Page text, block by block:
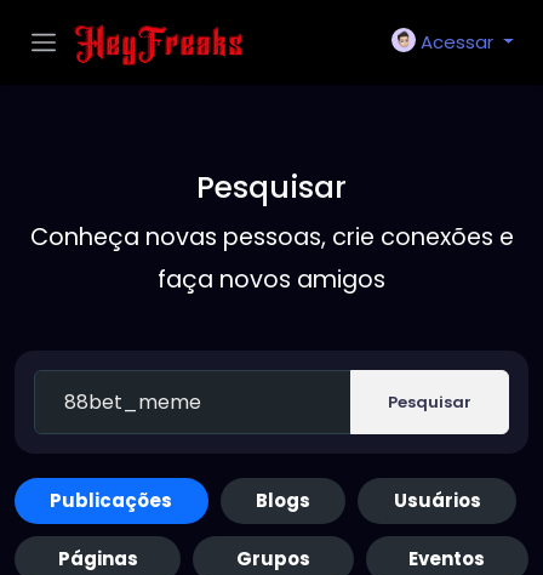
Acessar
Pesquisar
Conheça novas pessoas, crie conexões e
faça novos amigos
Pesquisar
Publicações Blogs Usuários
Páginas Grupos Eventos